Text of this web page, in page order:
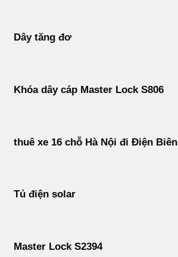
Dây tăng đơ
Khóa dây cáp Master Lock S806
thuê xe 16 chỗ Hà Nội đi Điện Biên
Tủ điện solar
Master Lock S2394